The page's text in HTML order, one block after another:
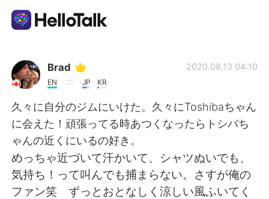
App di scambio linguistico
AI Grammar Checker
Italiano
English 简体中文
Brad
EN JP KR
2020.08.13 04:10
久々に自分のジムにいけた。久々にToshibaちゃん
に会えた！頑張ってる時あつくなったらトシバち
ゃんの近くにいるの好き。
めっちゃ近づいて汗かいて、シャツぬいでも、
気持ち！って叫んでも捕まらない。さすが俺の
ファン笑 ずっとおとなしく涼しい風ふいてく